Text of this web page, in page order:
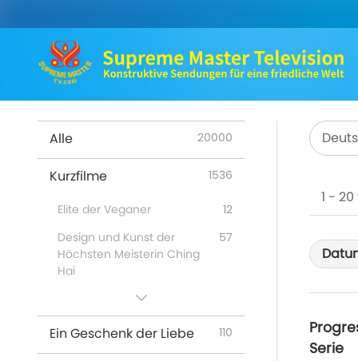
Alle 20000
Kurzfilme 1536
Elite der Veganer
12
Design und Kunst der
Höchsten Meisterin Ching
Hai
57
Besuche in Himmel und
Hölle: Erfahrungsberichte
Die Vorteile der Guanyin-
Ein Geschenk der Liebe 110
1 -
Serie